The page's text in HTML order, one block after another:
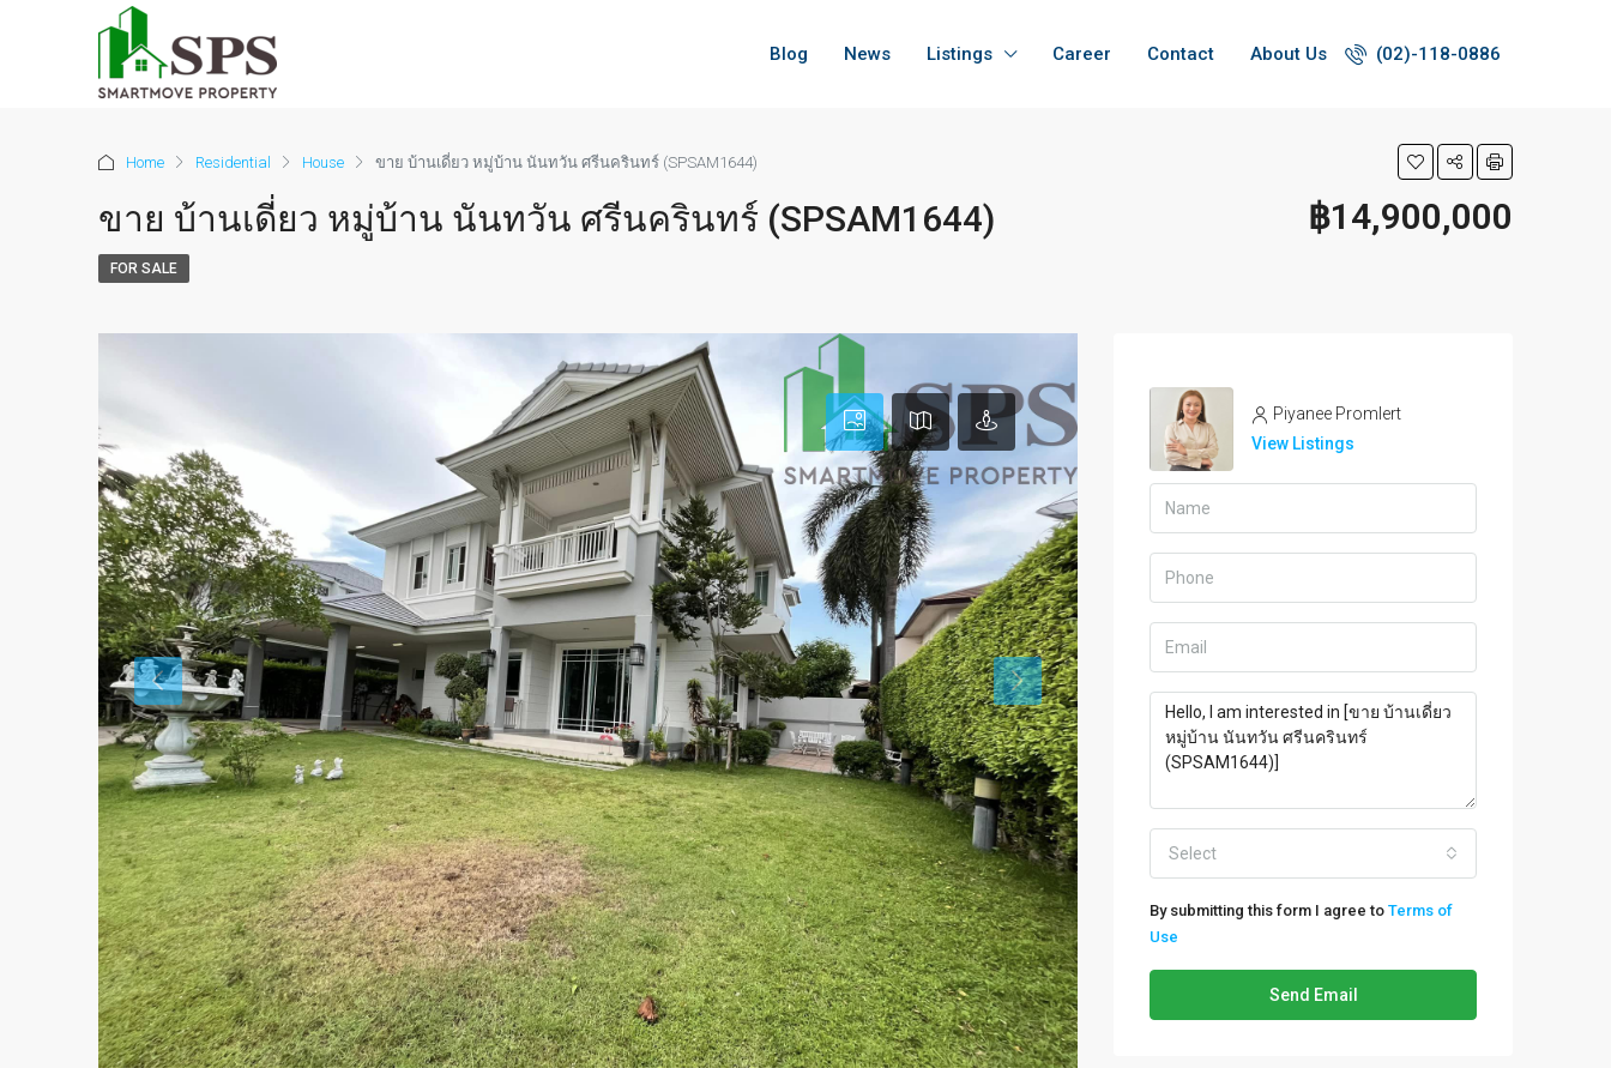
Blog News Listings Career Contact About Us (02)-118-0886
Home Residential House ขาย บ้านเดี่ยว หมู่บ้าน นันทวัน ศรีนครินทร์ (SPSAM1644)
ขาย บ้านเดี่ยว หมู่บ้าน นันทวัน ศรีนครินทร์ (SPSAM1644) ฿14,900,000
FOR SALE
Piyanee Promlert
View Listings
Select
By submitting this form I agree to Terms of
Use
Send Email